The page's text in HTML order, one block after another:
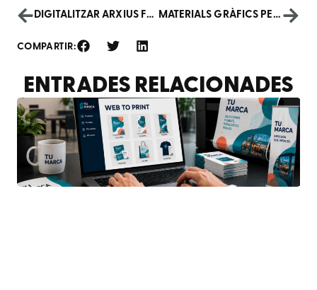
DIGITALITZAR ARXIUS FOTOGRÀFICS MATERIALS GRÀFICS PER ESDEVENIMENTS: CLAU DE L’ÈXIT
COMPARTIR:
ENTRADES RELACIONADES